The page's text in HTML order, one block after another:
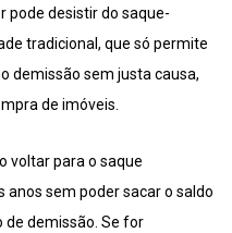
pode desistir do saque-
tradicional, que só permite
demissão sem justa causa,
de imóveis.
voltar para o saque
sem poder sacar o saldo
de demissão. Se for